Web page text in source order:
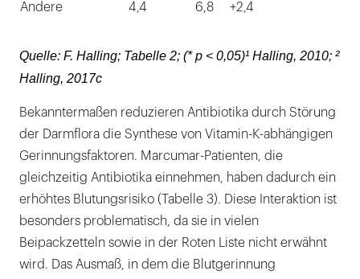
Andere
4,4 6,8 +2,4
Quelle: F. Halling; Tabelle 2; (* p < 0,05)¹ Halling, 2010; ²
Halling, 2017c
Bekanntermaßen reduzieren Antibiotika durch Störung
der Darmflora die Synthese von Vitamin-K-abhängigen
Gerinnungsfaktoren. Marcumar-Patienten, die
gleichzeitig Antibiotika einnehmen, haben dadurch ein
erhöhtes Blutungsrisiko (Tabelle 3). Diese Interaktion ist
besonders problematisch, da sie in vielen
Beipackzetteln sowie in der Roten Liste nicht erwähnt
wird. Das Ausmaß, in dem die Blutgerinnung